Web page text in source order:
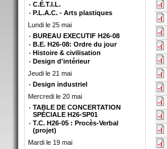
C.É.T.I.L.
P.L.A.C. - Arts plastiques
Lundi le 25 mai
BUREAU EXECUTIF H26-08
B.E. H26-08: Ordre du jour
Histoire & civilisation
Design d'intérieur
Jeudi le 21 mai
Design industriel
Mercredi le 20 mai
TABLE DE CONCERTATION
SPÉCIALE H26-SP01
T.C. H26-05 : Procès-Verbal
(projet)
Mardi le 19 mai